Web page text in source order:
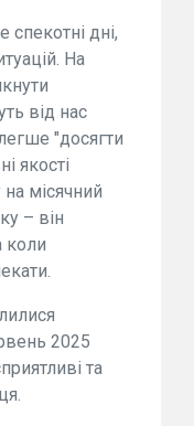
дні,
На
від нас
"досягти
якості
місячний
– він
коли
2025
та